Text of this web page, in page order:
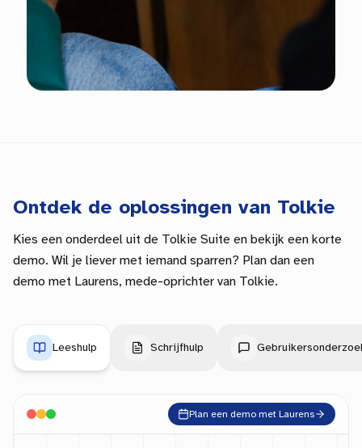
Ontdek de oplossingen van Tolkie
Kies een onderdeel uit de Tolkie Suite en bekijk een korte
demo. Wil je liever met iemand sparren? Plan dan een
demo met Laurens, mede-oprichter van Tolkie.
Leeshulp Schrijfhulp
Plan een demo met Laurens